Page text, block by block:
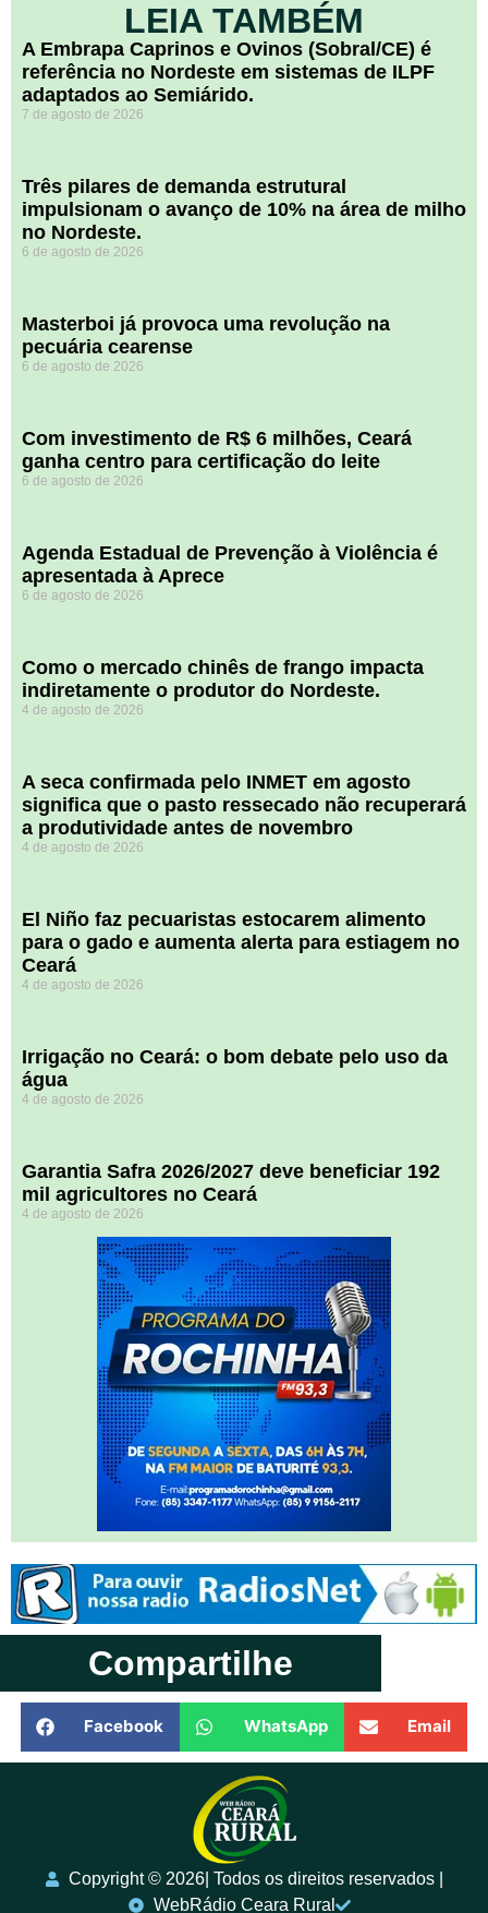
LEIA TAMBÉM
A Embrapa Caprinos e Ovinos (Sobral/CE) é
referência no Nordeste em sistemas de ILPF
adaptados ao Semiárido.
7 de agosto de 2026
​Três pilares de demanda estrutural
impulsionam o avanço de 10% na área de milho
no Nordeste.
6 de agosto de 2026
Masterboi já provoca uma revolução na
pecuária cearense
6 de agosto de 2026
Com investimento de R$ 6 milhões, Ceará
ganha centro para certificação do leite
6 de agosto de 2026
Agenda Estadual de Prevenção à Violência é
apresentada à Aprece
6 de agosto de 2026
​Como o mercado chinês de frango impacta
indiretamente o produtor do Nordeste.
4 de agosto de 2026
A seca confirmada pelo INMET em agosto
significa que o pasto ressecado não recuperará
a produtividade antes de novembro
4 de agosto de 2026
El Niño faz pecuaristas estocarem alimento
para o gado e aumenta alerta para estiagem no
Ceará
4 de agosto de 2026
Irrigação no Ceará: o bom debate pelo uso da
água
4 de agosto de 2026
Garantia Safra 2026/2027 deve beneficiar 192
mil agricultores no Ceará
4 de agosto de 2026
Compartilhe
Facebook WhatsApp Email
Copyright ©️ 2026| Todos os direitos reservados |
WebRádio Ceara Rural